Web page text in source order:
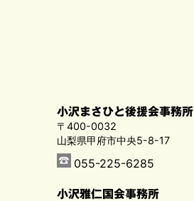
小沢まさひと後援会事務所
〒400-0032
山梨県甲府市中央5-8-17
055-225-6285
小沢雅仁国会事務所